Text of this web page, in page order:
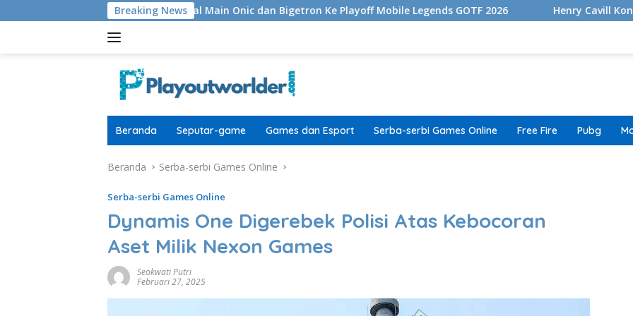
ke
Breaking News
Jadwal Main Onic dan Bigetron Ke Playoff Mobile Legends GOTF 2026 Henry Cavill Konfirmasikan Live
Beranda Seputar-game Games dan Esport Serba-serbi Games Online Free Fire Pubg
Beranda Serba-serbi Games Online
Serba-serbi Games Online
Dynamis One Digerebek Polisi Atas Kebocoran
Aset Milik Nexon Games
Seokwati Putri
Februari 27, 2025